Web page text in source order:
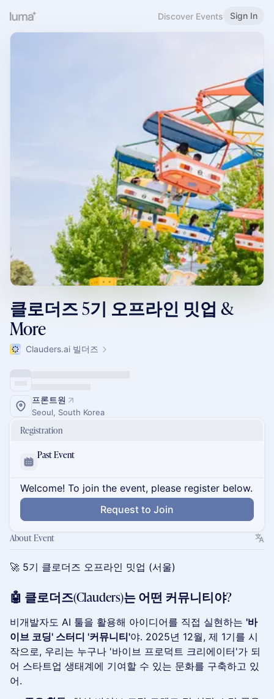
Discover Events Sign In
클로더즈 5기 오프라인 밋업 &
More
Clauders.ai 빌더즈
프론트원
Seoul, South Korea
Registration
Past Event
Welcome! To join the event, please register below.
Request to Join
About Event
🚀 5기 클로더즈 오프라인 밋업 (서울)
​🤖 클로더즈(Clauders)는 어떤 커뮤니티야?
비개발자도 AI 툴을 활용해 아이디어를 직접 실현하는 '바
이브 코딩' 스터디 '커뮤니티'야. 2025년 12월, 제 1기를 시
작으로, 우리는 누구나 '바이브 프로덕트 크리에이터'가 되
어 스타트업 생태계에 기여할 수 있는 문화를 구축하고 있
어.